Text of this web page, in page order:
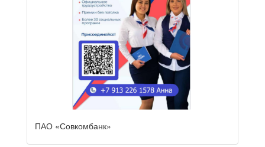
ПАО «Совкомбанк»